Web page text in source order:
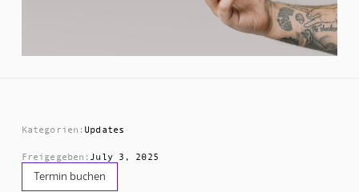
Kategorien: Updates
Freigegeben: July 3, 2025
Termin buchen